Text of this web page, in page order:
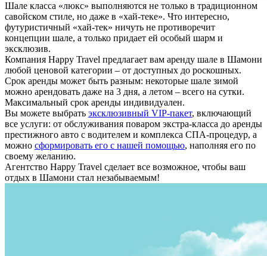
Шале класса «люкс» выполняются не только в традиционном
савойском стиле, но даже в «хай-теке». Что интересно,
футуристичный «хай-тек» ничуть не противоречит
концепции шале, а только придает ей особый шарм и
эксклюзив.
Компания Happy Travel предлагает вам аренду шале в Шамони
любой ценовой категории – от доступных до роскошных.
Срок аренды может быть разным: некоторые шале зимой
можно арендовать даже на 3 дня, а летом – всего на сутки.
Максимальный срок аренды индивидуален.
Вы можете выбрать эксклюзивный VIP-пакет, включающий
все услуги: от обслуживания поваром экстра-класса до аренды
престижного авто с водителем и комплекса СПА-процедур, а
можно сформировать его с нашей помощью, наполняя его по
своему желанию.
Агентство Happy Travel сделает все возможное, чтобы ваш
отдых в Шамони стал незабываемым!